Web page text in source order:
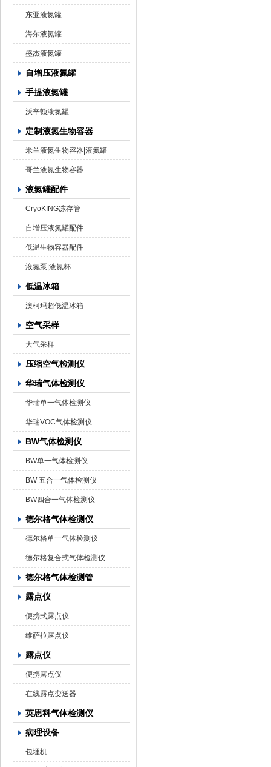
东亚液氮罐
海尔液氮罐
盛杰液氮罐
自增压液氮罐
手提液氮罐
沃辛顿液氮罐
定制液氮生物容器
米兰液氮生物容器|液氮罐
哥兰液氮生物容器
液氮罐配件
CryoKING冻存管
自增压液氮罐配件
低温生物容器配件
液氮泵|液氮杯
低温冰箱
澳柯玛超低温冰箱
空气采样
大气采样
压缩空气检测仪
华瑞气体检测仪
华瑞单一气体检测仪
华瑞VOC气体检测仪
BW气体检测仪
BW单一气体检测仪
BW 五合一气体检测仪
BW四合一气体检测仪
德尔格气体检测仪
德尔格单一气体检测仪
德尔格复合式气体检测仪
德尔格气体检测管
露点仪
便携式露点仪
维萨拉露点仪
露点仪
便携露点仪
在线露点变送器
英思科气体检测仪
病理设备
包埋机